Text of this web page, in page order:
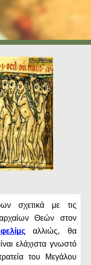
σχετικά με τις
Θεών στον
αλλιώς, θα
ελάχιστα γνωστό
του Μεγάλου